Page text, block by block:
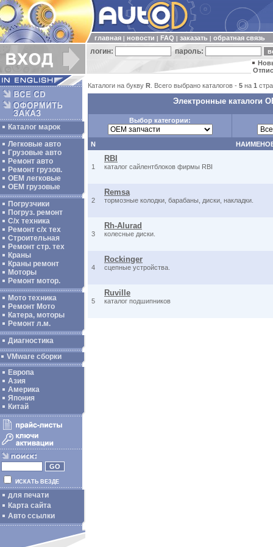
главная новости FAQ заказать обратная связь
логин: пароль:
Каталог марок
Легковые авто
Грузовые авто
Ремонт авто
Ремонт грузов.
ОЕМ легковые
OEM грузовые
Погрузчики
Погруз. ремонт
С/х техника
Ремонт с/х тех
Строительная
Ремонт стр. тех
Краны
Краны ремонт
Моторы
Ремонт мотор.
Мото техника
Ремонт Мото
Катера, моторы
Ремонт л.м.
Диагностика
VMware сборки
Европа
Азия
Америка
Япония
Китай
ИСКАТЬ ВЕЗДЕ
для печати
Карта сайта
Авто ссылки
Каталоги на букву R . Всего выбрано каталогов - 5 на 1
Электронные каталоги
Выбор категории:
N
1
RBI
каталог сайлентблоков фирмы RBI
2
Remsa
тормозные колодки, барабаны, диски, накладки.
3
Rh-Alurad
колесные диски.
4
Rockinger
сцепные устройства.
5
Ruville
каталог подшипников